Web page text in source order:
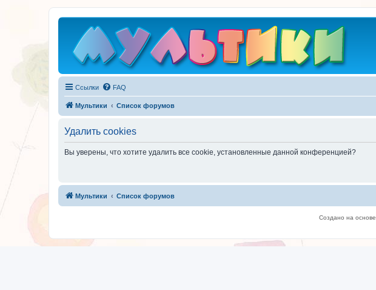
Ссылки FAQ
Мультики Список форумов
Удалить cookies
Вы уверены, что хотите удалить все cookie, установленные данной конференцией?
Мультики Список форумов
Создано на основе